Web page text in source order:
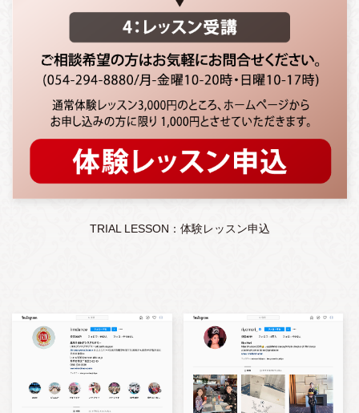
TRIAL LESSON：体験レッスン申込